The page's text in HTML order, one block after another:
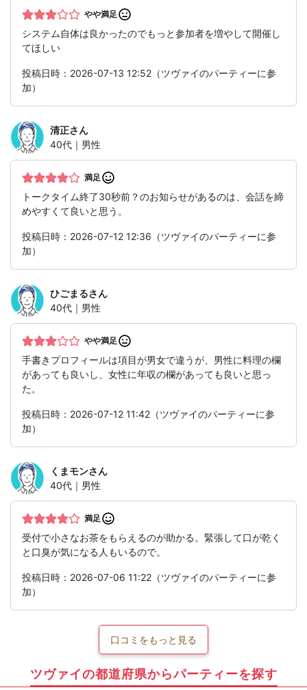
やや満足
システム自体は良かったのでもっと参加者を増やして開催し
てほしい
投稿日時：2026-07-13 12:52（ツヴァイのパーティーに参
加）
清正さん
40代｜男性
満足
トークタイム終了30秒前？のお知らせがあるのは、会話を締
めやすくて良いと思う。
投稿日時：2026-07-12 12:36（ツヴァイのパーティーに参
加）
ひごまるさん
40代｜男性
やや満足
手書きプロフィールは項目が男女で違うが、男性に料理の欄
があっても良いし、女性に年収の欄があっても良いと思っ
た。
投稿日時：2026-07-12 11:42（ツヴァイのパーティーに参
加）
くまモンさん
40代｜男性
満足
受付で小さなお茶をもらえるのが助かる。緊張して口が乾く
と口臭が気になる人もいるので。
投稿日時：2026-07-06 11:22（ツヴァイのパーティーに参
加）
口コミをもっと見る
ツヴァイの都道府県からパーティーを探す